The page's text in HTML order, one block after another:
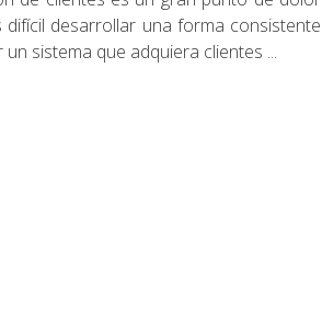
desarrollar una forma consistente
sistema que adquiera clientes ...